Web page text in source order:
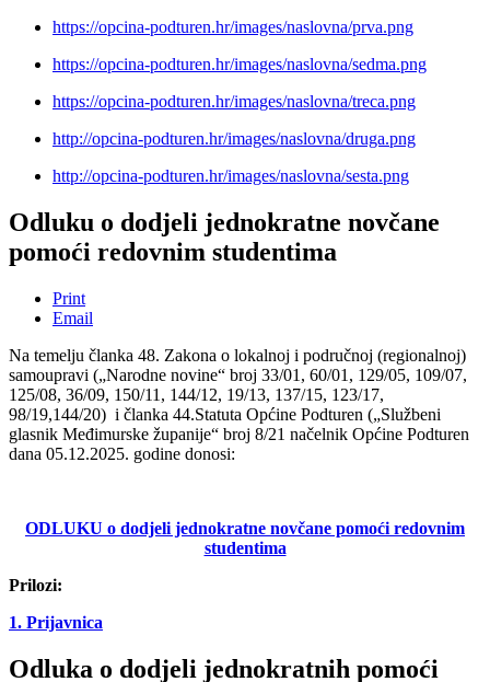
https://opcina-podturen.hr/images/naslovna/prva.png
https://opcina-podturen.hr/images/naslovna/sedma.png
https://opcina-podturen.hr/images/naslovna/treca.png
http://opcina-podturen.hr/images/naslovna/druga.png
http://opcina-podturen.hr/images/naslovna/sesta.png
Odluku o dodjeli jednokratne novčane
pomoći redovnim studentima
Print
Email
Na temelju članka 48. Zakona o lokalnoj i područnoj (regionalnoj)
samoupravi („Narodne novine“ broj 33/01, 60/01, 129/05, 109/07,
125/08, 36/09, 150/11, 144/12, 19/13, 137/15, 123/17,
98/19,144/20) i članka 44.Statuta Općine Podturen („Službeni
glasnik Međimurske županije“ broj 8/21 načelnik Općine Podturen
dana 05.12.2025. godine donosi:
ODLUKU o dodjeli jednokratne novčane pomoći redovnim
studentima
Prilozi:
1. Prijavnica
Odluka o dodjeli jednokratnih pomoći